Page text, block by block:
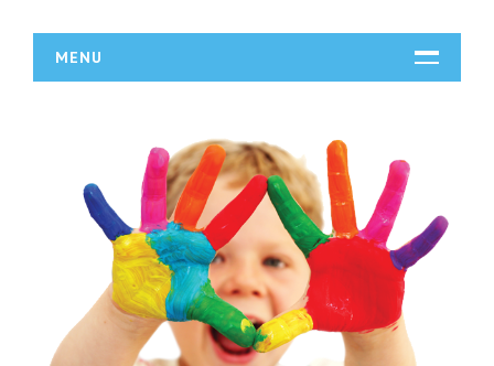
MENU
DZIAŁALNOŚĆ
Biura Rachunkowe
Doradztwo
Drukarnie
Handel
Hurtownie
Kredyty, Leasing